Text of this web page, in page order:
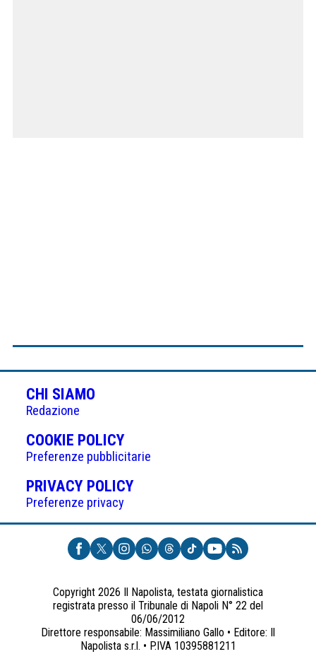
CHI SIAMO
Redazione
COOKIE POLICY(APRE
IN
UNA
NUOVA
Preferenze pubblicitarie
PRIVACY POLICY(APRE
UNA
NUOVA
SCHEDA)
Preferenze privacy
Copyright 2026 Il Napolista, testata giornalistica
registrata presso il Tribunale di Napoli N° 22 del
06/06/2012
Direttore responsabile: Massimiliano Gallo • Editore: Il
Napolista s.r.l. • P.IVA 10395881211